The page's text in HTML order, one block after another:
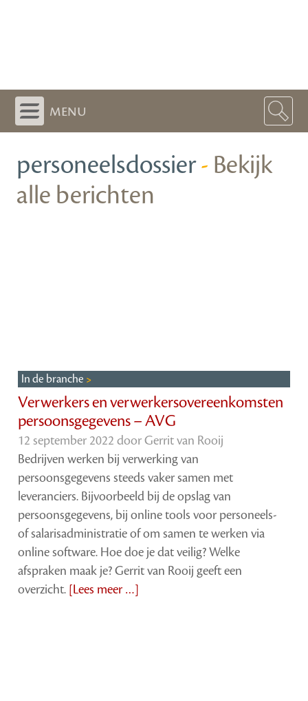
menu
personeelsdossier- Bekijk
alle berichten
In de branche
Verwerkers en verwerkersovereenkomsten
persoonsgegevens – AVG
12 september 2022 doorGerrit van Rooij
Bedrijven werken bij verwerking van
persoonsgegevens steeds vaker samen met
leveranciers. Bijvoorbeeld bij de opslag van
persoonsgegevens, bij online tools voor personeels-
of salarisadministratie of om samen te werken via
online software. Hoe doe je dat veilig? Welke
afspraken maak je? Gerrit van Rooij geeft een
overzicht. [Lees meer …]